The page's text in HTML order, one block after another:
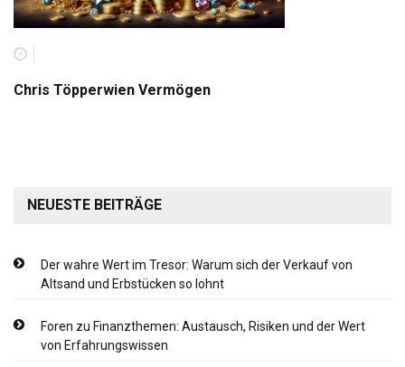
Chris Töpperwien Vermögen
NEUESTE BEITRÄGE
Der wahre Wert im Tresor: Warum sich der Verkauf von
Altsand und Erbstücken so lohnt
Foren zu Finanzthemen: Austausch, Risiken und der Wert
von Erfahrungswissen